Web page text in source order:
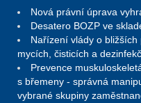
Nová právní úprava
Desatero BOZP ve
Nařízení vlády o bližších
mycích, čisticích a
Prevence
s břemeny - správná
vybrané skupiny